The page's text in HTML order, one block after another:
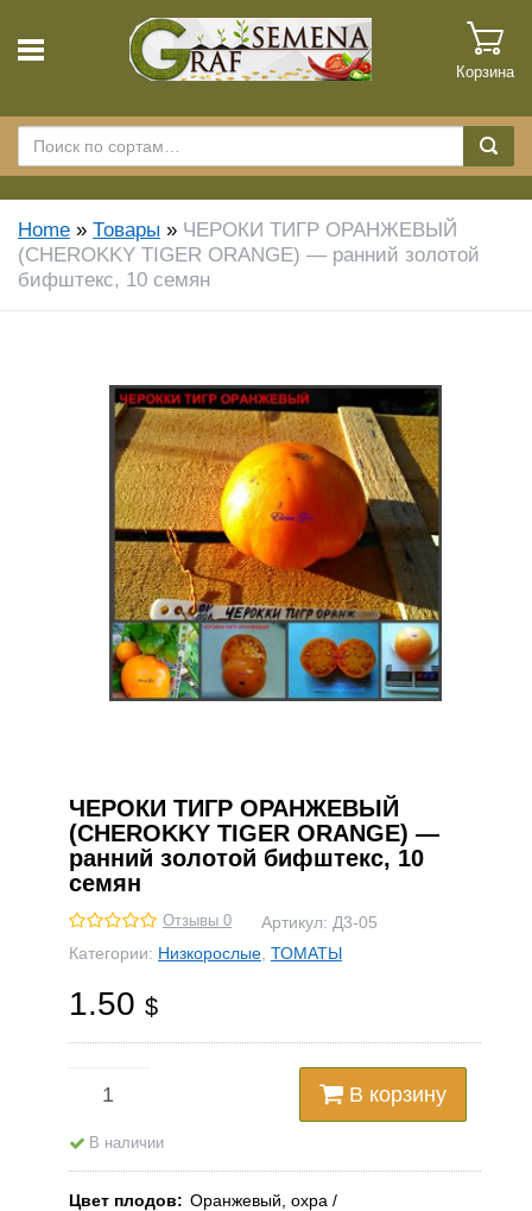
Корзина
Home » Товары » ЧЕРОКИ ТИГР ОРАНЖЕВЫЙ
(CHEROKKY TIGER ORANGE) — ранний золотой
бифштекс, 10 семян
ЧЕРОКИ ТИГР ОРАНЖЕВЫЙ
(CHEROKKY TIGER ORANGE) —
ранний золотой бифштекс, 10
семян
Отзывы 0 Артикул: Д3-05
Категории: Низкорослые ТОМАТЫ
1.50 $
В корзину
В наличии
Цвет плодов
Оранжевый, охра